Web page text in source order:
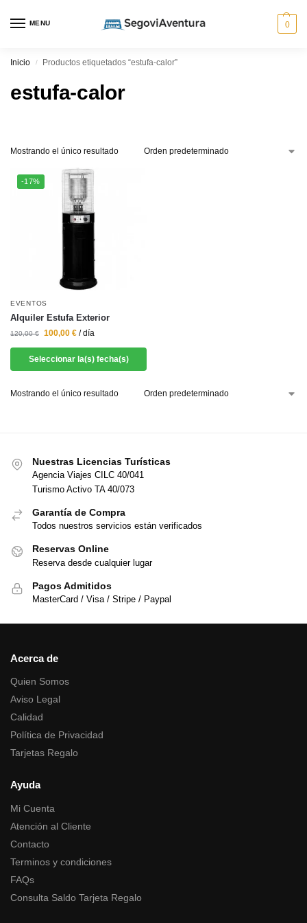
MENU 0
Inicio / Productos etiquetados “estufa-calor”
estufa-calor
Mostrando el único resultado
-17%
EVENTOS
Alquiler Estufa Exterior
120,00€ 100,00 € / día
Seleccionar la(s) fecha(s)
Mostrando el único resultado
Nuestras Licencias Turísticas
Agencia Viajes CILC 40/041
Turismo Activo TA 40/073
Garantía de Compra
Todos nuestros servicios están verificados
Reservas Online
Reserva desde cualquier lugar
Pagos Admitidos
MasterCard / Visa / Stripe / Paypal
Acerca de
Quien Somos
Aviso Legal
Calidad
Política de Privacidad
Tarjetas Regalo
Ayuda
Mi Cuenta
Atención al Cliente
Contacto
Terminos y condiciones
FAQs
Consulta Saldo Tarjeta Regalo